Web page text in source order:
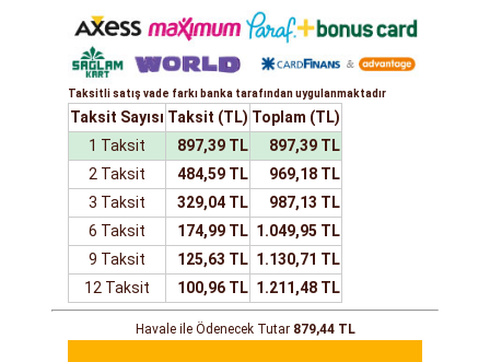
Taksitli satış vade farkı banka tarafından uygulanmaktadır
Taksit Sayısı Taksit (TL) Toplam (TL)
1 Taksit
897,39 TL
897,39 TL
2 Taksit
484,59 TL
969,18 TL
3 Taksit
329,04 TL
987,13 TL
6 Taksit
174,99 TL 1.049,95 TL
9 Taksit
125,63 TL 1.130,71 TL
12 Taksit
100,96 TL 1.211,48 TL
Havale ile Ödenecek Tutar 879,44 TL